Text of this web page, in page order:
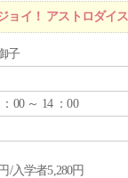
ョイ！ アストロダイ
子
00 ～ 14 ：00
/入学者5,280円